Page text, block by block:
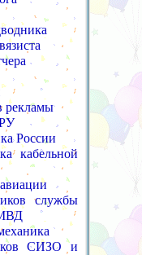
рекламы
России
кабельной
службы
СИЗО и